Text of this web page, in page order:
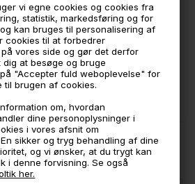
vi egne cookies og cookies fra
statistik, markedsføring og for
kan bruges til personalisering af
cookies til at forbedrer
vores side og gør det derfor
at besøge og bruge
på "Accepter fuld weboplevelse" for
til brugen af cookies.
om, hvordan
dine personoplysninger i
i vores afsnit om
sikker og tryg behandling af dine
og vi ønsker, at du trygt kan
i denne forvisning. Se også
her.
anmeldelser ★★★★★
ellers fra 49,- med GLS
(9-12)
IDÉER